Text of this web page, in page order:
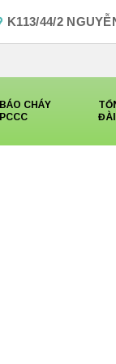
K113/44/2
BÁO CHÁY
PCCC
ĐÀI